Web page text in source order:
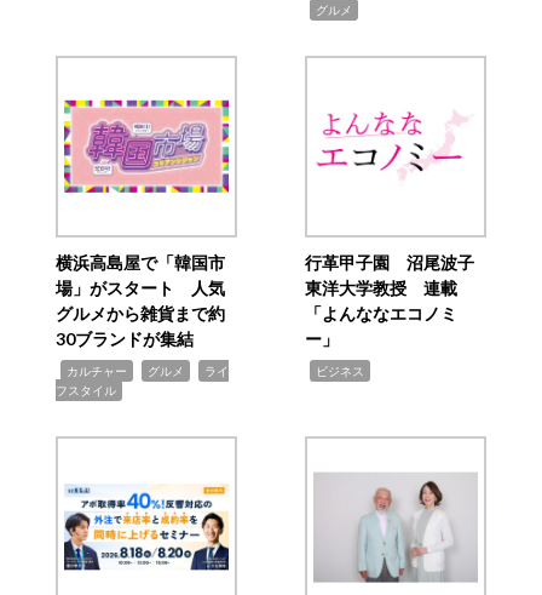
グルメ
横浜高島屋で「韓国市
場」がスタート 人気
グルメから雑貨まで約
30ブランドが集結
カルチャー グルメ
ライ
フスタイル
行革甲子園 沼尾波子
東洋大学教授 連載
「よんななエコノミ
ー」
ビジネス